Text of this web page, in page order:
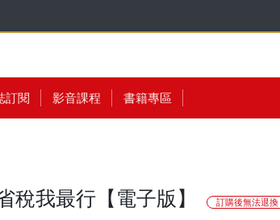
訂閱 影音課程 書籍專區
稅我最行【電子版】 訂購後無法退換